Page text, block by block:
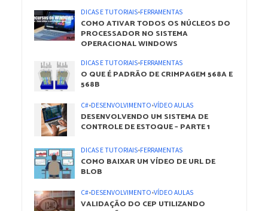
DICAS E TUTORIAIS•FERRAMENTAS
COMO ATIVAR TODOS OS NÚCLEOS DO
PROCESSADOR NO SISTEMA
OPERACIONAL WINDOWS
DICAS E TUTORIAIS•FERRAMENTAS
O QUE É PADRÃO DE CRIMPAGEM 568A E
568B
C#•DESENVOLVIMENTO•VÍDEO AULAS
DESENVOLVENDO UM SISTEMA DE
CONTROLE DE ESTOQUE – PARTE 1
DICAS E TUTORIAIS•FERRAMENTAS
COMO BAIXAR UM VÍDEO DE URL DE
BLOB
C#•DESENVOLVIMENTO•VÍDEO AULAS
VALIDAÇÃO DO CEP UTILIZANDO